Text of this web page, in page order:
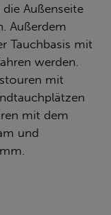
Außenseite
Außerdem
Tauchbasis mit
werden.
mit
mit dem
und